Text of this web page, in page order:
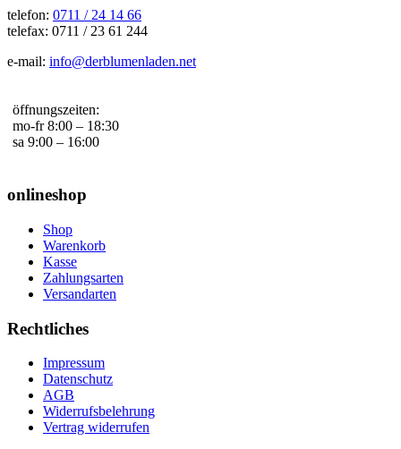
telefon: 0711 / 24 14 66
telefax: 0711 / 23 61 244
e-mail: info@derblumenladen.net
öffnungszeiten:
mo-fr 8:00 – 18:30
sa 9:00 – 16:00
onlineshop
Shop
Warenkorb
Kasse
Zahlungsarten
Versandarten
Rechtliches
Impressum
Datenschutz
AGB
Widerrufsbelehrung
Vertrag widerrufen